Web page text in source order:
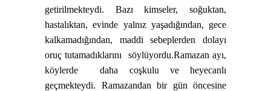
getirilmekteydi. Bazı kimseler, soğuktan,
hastalıktan, evinde yalnız yaşadığından, gece
kalkamadığından, maddi sebeplerden dolayı
oruç tutamadıklarını
söylüyordu.Ramazan ayı,
köylerde
daha coşkulu ve heyecanlı
geçmekteydi. Ramazandan bir gün öncesine